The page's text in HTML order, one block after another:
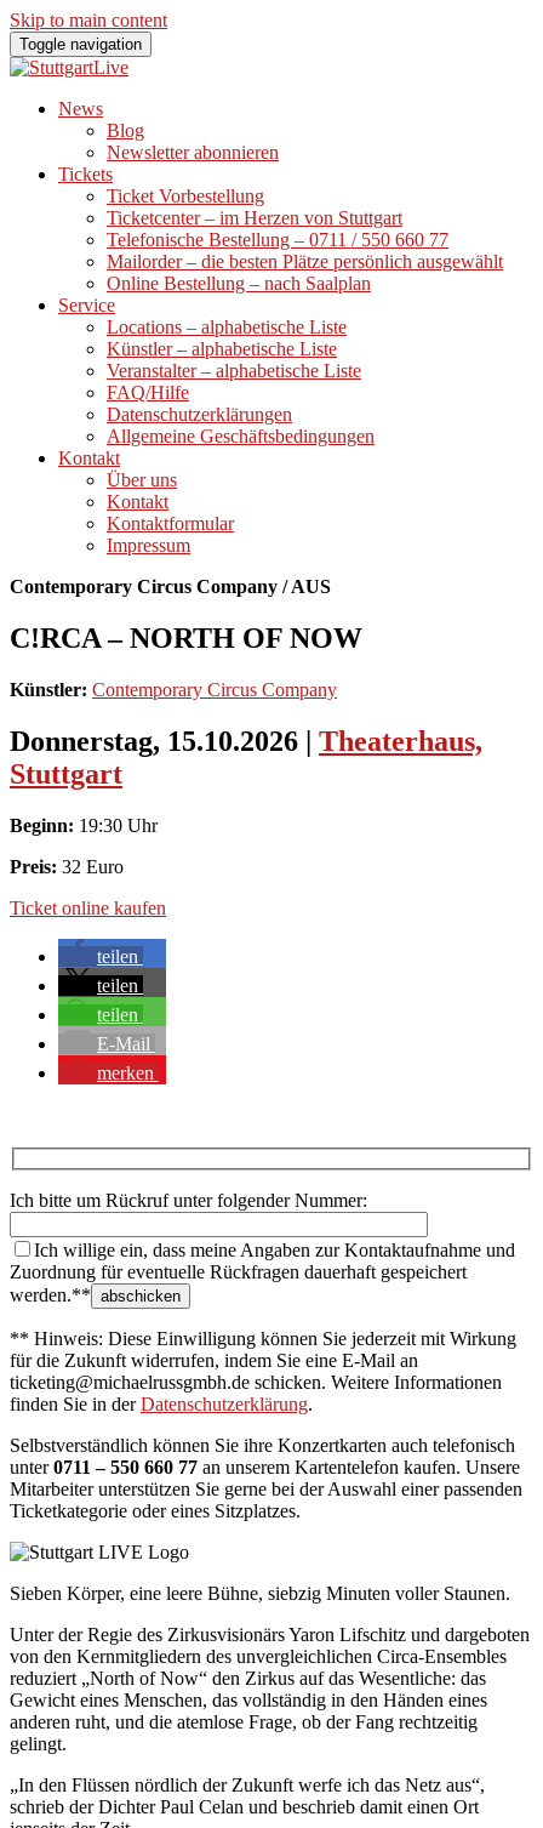
Skip to main content
Toggle navigation
News
Blog
Newsletter abonnieren
Tickets
Ticket Vorbestellung
Ticketcenter – im Herzen von Stuttgart
Telefonische Bestellung – 0711 / 550 660 77
Mailorder – die besten Plätze persönlich ausgewählt
Online Bestellung – nach Saalplan
Service
Locations – alphabetische Liste
Künstler – alphabetische Liste
Veranstalter – alphabetische Liste
FAQ/Hilfe
Datenschutzerklärungen
Allgemeine Geschäftsbedingungen
Kontakt
Über uns
Kontakt
Kontaktformular
Impressum
Contemporary Circus Company / AUS
C!RCA – NORTH OF NOW
Künstler: Contemporary Circus Company
Donnerstag, 15.10.2026 | Theaterhaus,
Stuttgart
Beginn: 19:30 Uhr
Preis: 32 Euro
Ticket online kaufen
teilen
teilen
teilen
E-Mail
merken
Ich bitte um Rückruf unter folgender Nummer:
Ich willige ein, dass meine Angaben zur Kontaktaufnahme und
Zuordnung für eventuelle Rückfragen dauerhaft gespeichert
werden.**
** Hinweis: Diese Einwilligung können Sie jederzeit mit Wirkung
für die Zukunft widerrufen, indem Sie eine E-Mail an
ticketing@michaelrussgmbh.de schicken. Weitere Informationen
finden Sie in derDatenschutzerklärung.
Selbstverständlich können Sie ihre Konzertkarten auch telefonisch
unter0711 – 550 660 77 an unserem Kartentelefon kaufen. Unsere
Mitarbeiter unterstützen Sie gerne bei der Auswahl einer passenden
Ticketkategorie oder eines Sitzplatzes.
Sieben Körper, eine leere Bühne, siebzig Minuten voller Staunen.
Unter der Regie des Zirkusvisionärs Yaron Lifschitz und dargeboten
von den Kernmitgliedern des unvergleichlichen Circa-Ensembles
reduziert „North of Now“ den Zirkus auf das Wesentliche: das
Gewicht eines Menschen, das vollständig in den Händen eines
anderen ruht, und die atemlose Frage, ob der Fang rechtzeitig
gelingt.
„In den Flüssen nördlich der Zukunft werfe ich das Netz aus“,
schrieb der Dichter Paul Celan und beschrieb damit einen Ort